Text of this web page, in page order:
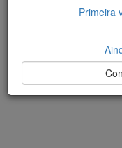
Primeira